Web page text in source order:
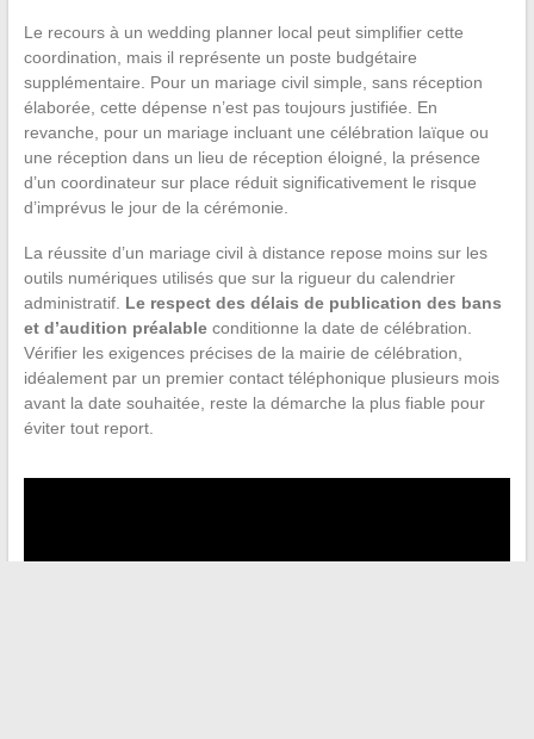
Le recours à un wedding planner local peut simplifier cette
coordination, mais il représente un poste budgétaire
supplémentaire. Pour un mariage civil simple, sans réception
élaborée, cette dépense n’est pas toujours justifiée. En
revanche, pour un mariage incluant une célébration laïque ou
une réception dans un lieu de réception éloigné, la présence
d’un coordinateur sur place réduit significativement le risque
d’imprévus le jour de la cérémonie.
La réussite d’un mariage civil à distance repose moins sur les
outils numériques utilisés que sur la rigueur du calendrier
administratif. Le respect des délais de publication des bans
et d’audition préalableconditionne la date de célébration.
Vérifier les exigences précises de la mairie de célébration,
idéalement par un premier contact téléphonique plusieurs mois
avant la date souhaitée, reste la démarche la plus fiable pour
éviter tout report.